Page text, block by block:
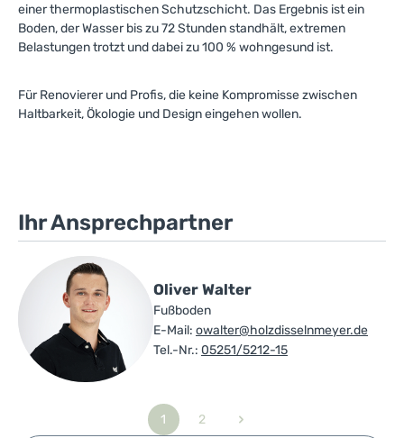
einer thermoplastischen Schutzschicht. Das Ergebnis ist ein
Boden, der Wasser bis zu 72 Stunden standhält, extremen
Belastungen trotzt und dabei zu 100 % wohngesund ist.
Für Renovierer und Profis, die keine Kompromisse zwischen
Haltbarkeit, Ökologie und Design eingehen wollen.
Ihr Ansprechpartner
Oliver Walter
Fußboden
E-Mail: owalter@holzdisselnmeyer.de
Tel.-Nr.: 05251/5212-15
Seite
1
Seite
2